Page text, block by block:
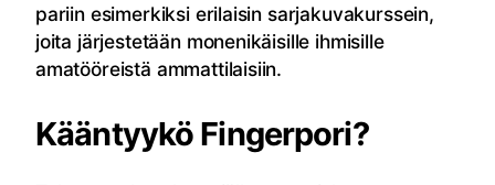
pariin esimerkiksi erilaisin sarjakuvakurssein,
joita järjestetään monenikäisille ihmisille
amatööreistä ammattilaisiin.
Kääntyykö Fingerpori?